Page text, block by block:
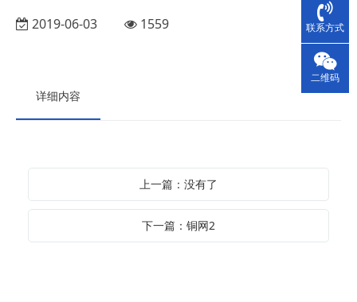
2019-06-03 1559
详细内容
上一篇：没有了
下一篇：铜网2
联系方式
二维码